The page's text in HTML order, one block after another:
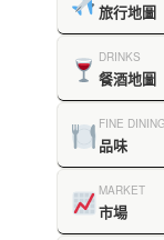
旅行地圖
DRINKS
餐酒地圖
FINE DINING
品味
MARKET
市場